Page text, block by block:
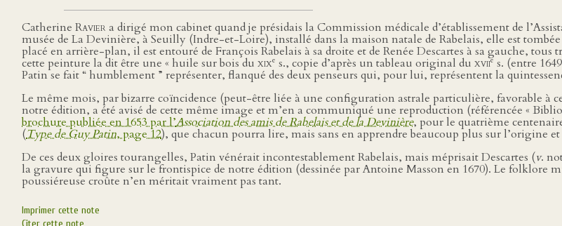
Catherine Ravier a dirigé mon cabinet quand je présidais la Commission médicale d’établissement de
musée de La Devinière, à Seuilly (Indre-et-Loire), installé dans la maison natale de Rabelais, elle est
placé en arrière-plan, il est entouré de François Rabelais à sa droite et de Renée Descartes à sa gauche,
cette peinture la dit être une « huile sur bois du xixe s., copie d’après un tableau original du xviie s. (entre
Patin se fait “ humblement ” représenter, flanqué des deux penseurs qui, pour lui, représentent la
Le même mois, par bizarre coïncidence (peut-être liée à une configuration astrale particulière, favorable à
notre édition, a été avisé de cette même image et m’en a communiqué une reproduction (référencée «
brochure publiée en 1653 par l’Association des amis de Rabelais et de la Devinière, pour le quatrième
(Type de Guy Patin, page 12), que chacun pourra lire, mais sans en apprendre beaucoup plus sur l’origine
De ces deux gloires tourangelles, Patin vénérait incontestablement Rabelais, mais méprisait Descartes (v.
la gravure qui figure sur le frontispice de notre édition (dessinée par Antoine Masson en 1670). Le folklore
poussiéreuse croûte n’en méritait vraiment pas tant.
Imprimer cette note
Citer cette note